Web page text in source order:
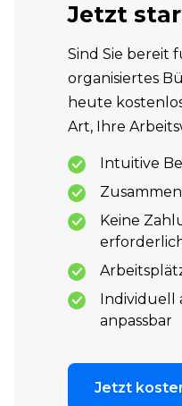
Jetzt
Sind Sie bereit
organisiertes
heute
Art, Ihre
Intuitive
Keine
Individuell
anpassbar
Jetzt